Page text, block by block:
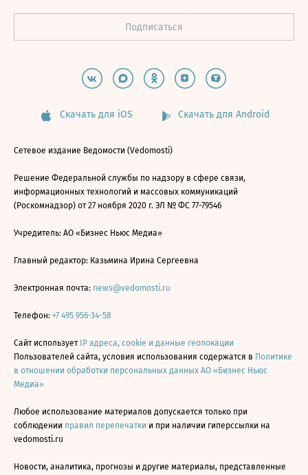
Скачать для iOS Скачать для Android
Сетевое издание Ведомости (Vedomosti)
Решение Федеральной службы по надзору в сфере связи,
информационных технологий и массовых коммуникаций
(Роскомнадзор) от 27 ноября 2020 г. ЭЛ № ФС 77-79546
Учредитель: АО «Бизнес Ньюс Медиа»
Главный редактор: Казьмина Ирина Сергеевна
Электронная почта: news@vedomosti.ru
Телефон: +7 495 956-34-58
Сайт использует IP адреса, cookie и данные геолокации
Пользователей сайта, условия использования содержатся в Политике
в отношении обработки персональных данных АО «Бизнес Ньюс
Медиа»
Любое использование материалов допускается только при
соблюдении правил перепечатки и при наличии гиперссылки на
vedomosti.ru
Новости, аналитика, прогнозы и другие материалы, представленные